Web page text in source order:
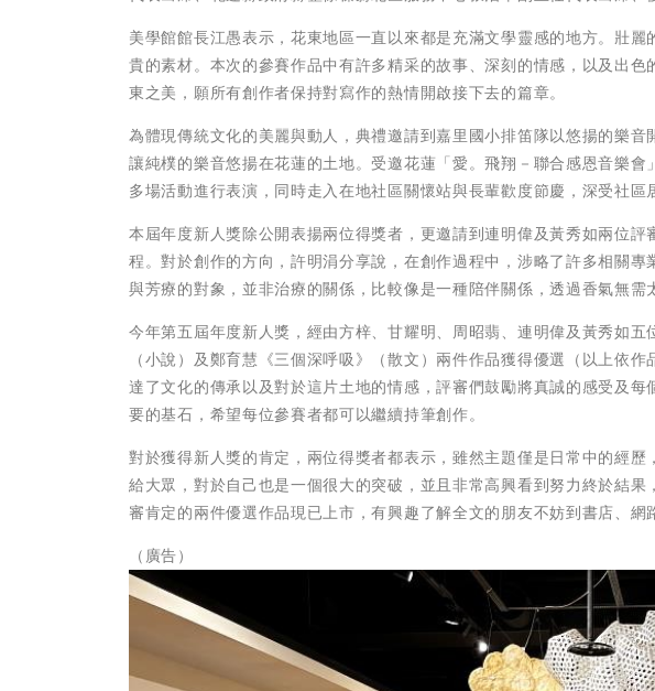
美學館館長江愚表示，花東地區一直以來都是充滿文學靈感的地方。壯
貴的素材。本次的參賽作品中有許多精采的故事、深刻的情感，以及出
東之美，願所有創作者保持對寫作的熱情開啟接下去的篇章。
為體現傳統文化的美麗與動人，典禮邀請到嘉里國小排笛隊以悠揚的樂
讓純樸的樂音悠揚在花蓮的土地。受邀花蓮「愛。飛翔－聯合感恩音樂
多場活動進行表演，同時走入在地社區關懷站與長輩歡度節慶，深受社區
本屆年度新人獎除公開表揚兩位得獎者，更邀請到連明偉及黃秀如兩位
程。對於創作的方向，許明涓分享說，在創作過程中，涉略了許多相關
與芳療的對象，並非治療的關係，比較像是一種陪伴關係，透過香氣無需
今年第五屆年度新人獎，經由方梓、甘耀明、周昭翡、連明偉及黃秀如五
（小說）及鄭育慧《三個深呼吸》（散文）兩件作品獲得優選（以上依
達了文化的傳承以及對於這片土地的情感，評審們鼓勵將真誠的感受及
要的基石，希望每位參賽者都可以繼續持筆創作。
對於獲得新人獎的肯定，兩位得獎者都表示，雖然主題僅是日常中的經
給大眾，對於自己也是一個很大的突破，並且非常高興看到努力終於結
審肯定的兩件優選作品現已上市，有興趣了解全文的朋友不妨到書店、網
（廣告）